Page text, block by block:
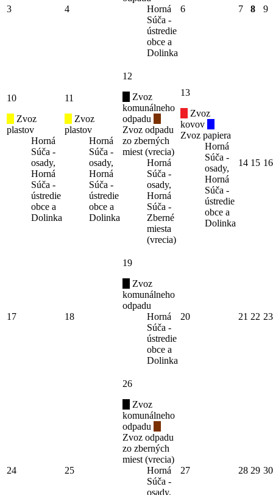
3 4
Horná
Súča -
ústredie
obce a
Dolinka
6 7 8 9
10
Zvoz
plastov
Horná
Súča -
osady,
Horná
Súča -
ústredie
obce a
Dolinka
11
Zvoz
plastov
Horná
Súča -
osady,
Horná
Súča -
ústredie
obce a
Dolinka
12
Zvoz
komunálneho
odpadu
Zvoz odpadu
zo zberných
miest (vrecia)
Horná
Súča -
osady,
Horná
Súča -
Zberné
miesta
(vrecia)
13
Zvoz
kovov
Zvoz papiera
Horná
Súča -
osady,
Horná
Súča -
ústredie
obce a
Dolinka
14 15 16
17 18
19
Zvoz
komunálneho
odpadu
Horná
Súča -
ústredie
obce a
Dolinka
20 21 22 23
24 25
26
Zvoz
komunálneho
odpadu
Zvoz odpadu
zo zberných
miest (vrecia)
Horná
Súča -
osady,
27 28 29 30